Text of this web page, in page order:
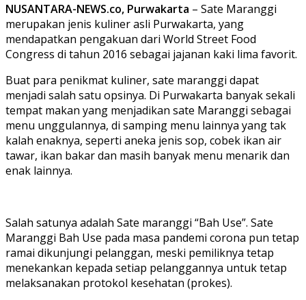
NUSANTARA-NEWS.co, Purwakarta – Sate Maranggi
merupakan jenis kuliner asli Purwakarta, yang
mendapatkan pengakuan dari World Street Food
Congress di tahun 2016 sebagai jajanan kaki lima favorit.
Buat para penikmat kuliner, sate maranggi dapat
menjadi salah satu opsinya. Di Purwakarta banyak sekali
tempat makan yang menjadikan sate Maranggi sebagai
menu unggulannya, di samping menu lainnya yang tak
kalah enaknya, seperti aneka jenis sop, cobek ikan air
tawar, ikan bakar dan masih banyak menu menarik dan
enak lainnya.
Salah satunya adalah Sate maranggi “Bah Use”. Sate
Maranggi Bah Use pada masa pandemi corona pun tetap
ramai dikunjungi pelanggan, meski pemiliknya tetap
menekankan kepada setiap pelanggannya untuk tetap
melaksanakan protokol kesehatan (prokes).